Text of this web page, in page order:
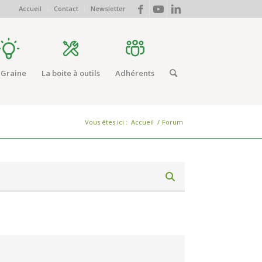
Accueil Contact Newsletter
La boite à outils Adhérents
Vous êtes ici : Accueil / Forum